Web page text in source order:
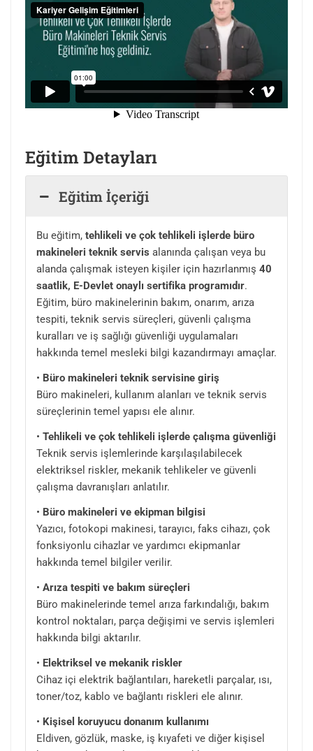
Eğitim Detayları
Eğitim İçeriği
Bu eğitim, tehlikeli ve çok tehlikeli işlerde büro
makineleri teknik servis alanında çalışan veya bu
alanda çalışmak isteyen kişiler için hazırlanmış 40
saatlik, E-Devlet onaylı sertifika programıdır.
Eğitim, büro makinelerinin bakım, onarım, arıza
tespiti, teknik servis süreçleri, güvenli çalışma
kuralları ve iş sağlığı güvenliği uygulamaları
hakkında temel mesleki bilgi kazandırmayı amaçlar.
• Büro makineleri teknik servisine giriş
Büro makineleri, kullanım alanları ve teknik servis
süreçlerinin temel yapısı ele alınır.
• Tehlikeli ve çok tehlikeli işlerde çalışma güvenliği
Teknik servis işlemlerinde karşılaşılabilecek
elektriksel riskler, mekanik tehlikeler ve güvenli
çalışma davranışları anlatılır.
• Büro makineleri ve ekipman bilgisi
Yazıcı, fotokopi makinesi, tarayıcı, faks cihazı, çok
fonksiyonlu cihazlar ve yardımcı ekipmanlar
hakkında temel bilgiler verilir.
• Arıza tespiti ve bakım süreçleri
Büro makinelerinde temel arıza farkındalığı, bakım
kontrol noktaları, parça değişimi ve servis işlemleri
hakkında bilgi aktarılır.
• Elektriksel ve mekanik riskler
Cihaz içi elektrik bağlantıları, hareketli parçalar, ısı,
toner/toz, kablo ve bağlantı riskleri ele alınır.
• Kişisel koruyucu donanım kullanımı
Eldiven, gözlük, maske, iş kıyafeti ve diğer kişisel